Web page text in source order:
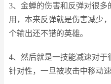
3、金蝉的伤害和反弹对很
用，本来反弹就是伤害减少
个输出还不错的英雄。
4、然后就是一技能减速对
针对性，一旦被攻击中移动